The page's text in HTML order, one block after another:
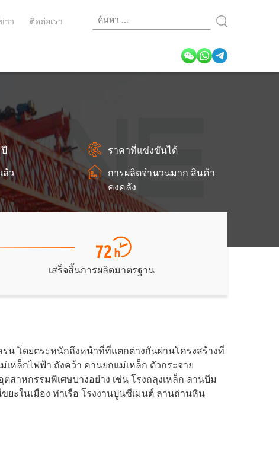
าว ติดต่อเรา
ราคาที่แข่งขันได้
ล้ว
การผลิตจำนวนมาก สินค้า
คงคลัง
เสร็จสิ้นการผลิตมาตรฐาน
รน โดยตระหนักถึงหน้าที่ที่แตกต่างกันผ่านโครงสร้างที่
เหล็กไฟฟ้า ถังคว้า คานยกแม่เหล็ก ตัวกระจาย
สาหกรรมพิเศษบางอย่าง เช่น โรงถลุงเหล็ก ลานบีม
ะในเมือง ท่าเรือ โรงงานปูนซีเมนต์ ลานถ่านหิน